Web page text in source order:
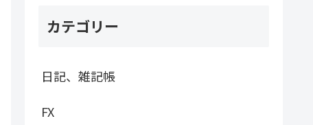
カテゴリー
日記、雑記帳
FX